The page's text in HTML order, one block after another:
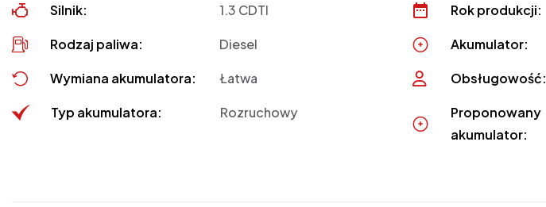
Silnik: 1.3 CDTI Rok produkcji:
Rodzaj paliwa: Diesel Akumulator:
Wymiana akumulatora: Łatwa Obsługowość:
Typ akumulatora: Rozruchowy
Proponowany
akumulator: